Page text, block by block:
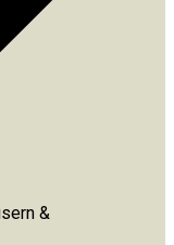
&